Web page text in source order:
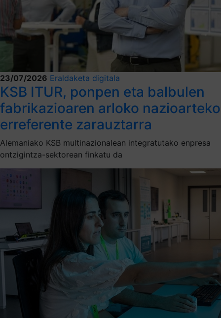
23/07/2026 Eraldaketa digitala
KSB ITUR, ponpen eta balbulen
fabrikazioaren arloko nazioarteko
erreferente zarauztarra
Alemaniako KSB multinazionalean integratutako enpresa
ontzigintza-sektorean finkatu da